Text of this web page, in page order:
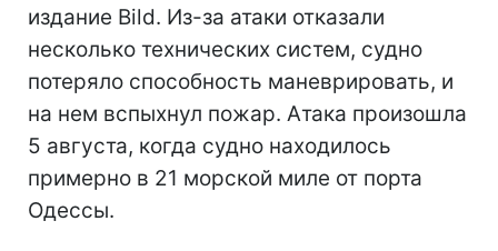
издание Bild. Из-за атаки отказали
несколько технических систем, судно
потеряло способность маневрировать, и
на нем вспыхнул пожар. Атака произошла
5 августа, когда судно находилось
примерно в 21 морской миле от порта
Одессы.